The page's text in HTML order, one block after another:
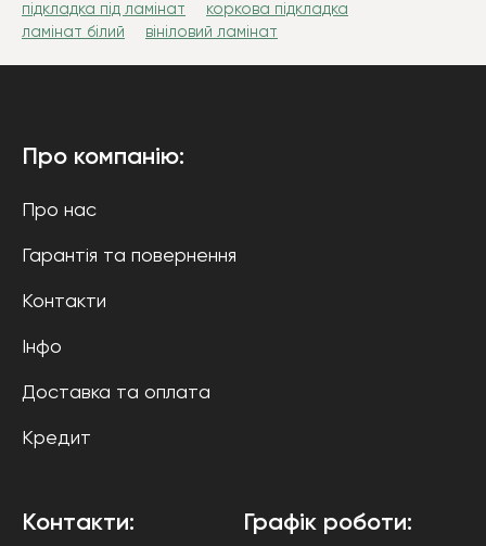
підкладка під ламінат
коркова підкладка
ламінат білий
вініловий ламінат
Про компанію:
Про нас
Гарантія та повернення
Контакти
Інфо
Доставка та оплата
Кредит
Контакти: Графік роботи: